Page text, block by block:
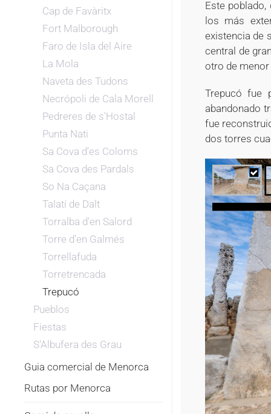
Cap de Favàritx
Fort Malborough
Faro de Isla del Aire
La Mola
Naveta des Tudons
Necrópoli de Cala Morell
Pedreres de s'Hostal
Punta Nati
Sa Cova d’es Coloms
Sa Cova des Pardals
So Na Caçana
Talatí de Dalt
Torralba d'en Salord
Torre d'en Galmés
Torrellafuda
Torretrencada
Trepucó
Pueblos
Fiestas
S'Albufera des Grau
Guia comercial de Menorca
Rutas por Menorca
Este
los más
existencia de
central de
otro de
Trepucó fue
abandonado
fue
dos torres